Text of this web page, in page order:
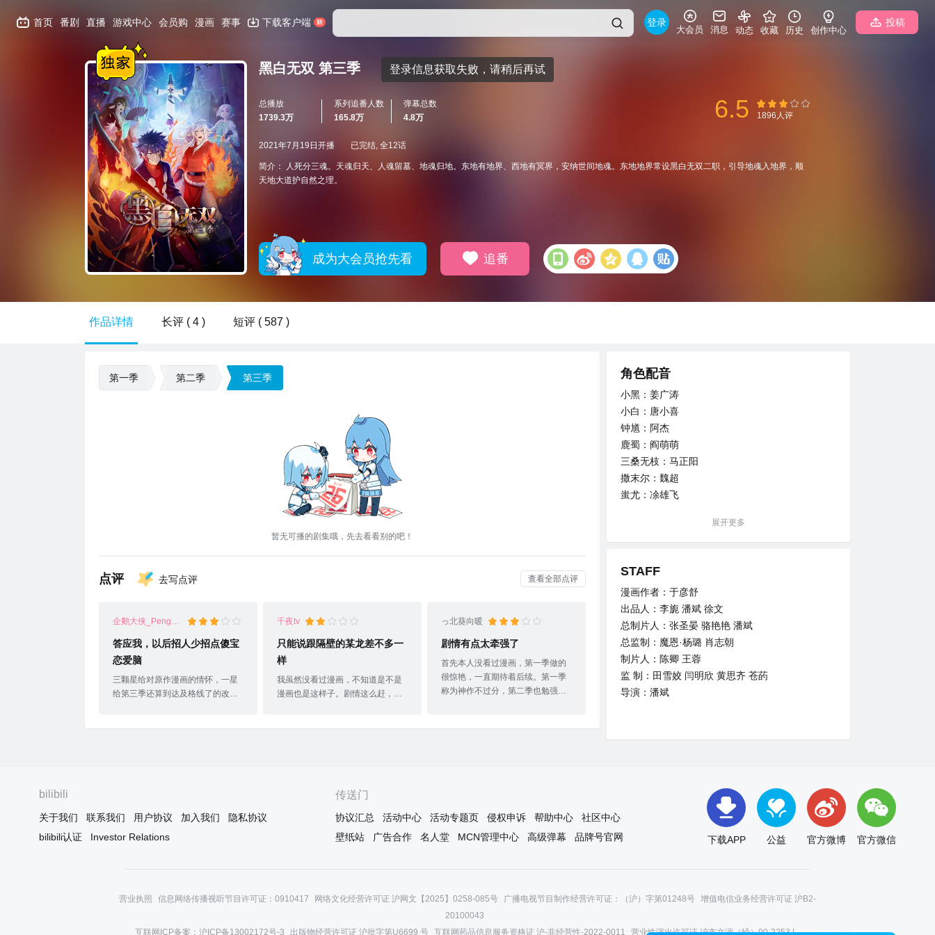
首页 番剧 直播 游戏中心 会员购 漫画 赛事 下载客户端 登录
大会员 消息 动态 收藏 历史 创作中心
投稿
黑白无双 第三季
总播放
1739.3万
系列追番人数
165.8万
弹幕总数
4.8万
6.5 1896人评
2021年7月19日开播 已完结, 全12话
简介： 人死分三魂。天魂归天、人魂留墓、地魂归地。东地有地界、西地有冥界，安纳世间地魂。东地地界常设黑白无双二职，引导地魂入地界，顺
天地大道护自然之理。
成为大会员抢先看 追番
作品详情 长评 ( 4 ) 短评 ( 587 )
第一季 第二季 第三季
暂无可播的剧集哦，先去看看别的吧！
点评 去写点评 查看全部点评
企鹅大侠_PenguinHero
答应我，以后招人少招点傻宝
恋爱脑
三颗星给对原作漫画的情怀，一星
给第三季还算到达及格线了的改
些女配然后多演几轮恶俗的恋爱剧
情和自命清高的意识流画面，直接
思进到黑白无双的粉丝群宣传他们
千夜tv
只能说跟隔壁的某龙差不多一
样
我虽然没看过漫画，不知道是不是
漫画也是这样子。剧情这么赶，百
敷衍了。从小白被抓去，到救她差
主要人物什么的才刚刚出来，才两
三集就全部没了。后面精彩才刚刚
っ北葵向暖
剧情有点太牵强了
首先本人没看过漫画，第一季做的
很惊艳，一直期待着后续。第一季
称为神作不过分，第二季也勉强算
了，钟馗拉着蚩尤换命倒是可以理
解。总的来说，出了就比没出强，
就像小白最后说的，“等待总比终结
角色配音
小黑：姜广涛
小白：唐小喜
钟馗：阿杰
鹿蜀：阎萌萌
三桑无枝：马正阳
撒末尔：魏超
蚩尤：凃雄飞
展开更多
STAFF
漫画作者：于彦舒
出品人：李旎 潘斌 徐文
总制片人：张圣晏 骆艳艳 潘斌
总监制：魔恩·杨璐 肖志朝
制片人：陈卿 王蓉
监 制：田雪姣 闫明欣 黄思齐 苍菂
导演：潘斌
bilibili
关于我们 联系我们 用户协议 加入我们
隐私协议
bilibili认证
Investor Relations
传送门
协议汇总 活动中心 活动专题页 侵权申诉 帮助中心
社区中心
壁纸站
广告合作 名人堂 MCN管理中心 高级弹幕 品牌号官网 下载APP 公益 官方微博 官方微信
营业执照 信息网络传播视听节目许可证：0910417 网络文化经营许可证 沪网文【2025】0258-085号 广播电视节目制作经营许可证：（沪）字第01248号 增值电信业务经营许可证 沪B2-
20100043
互联网ICP备案：沪ICP备13002172号-3
出版物经营许可证 沪批字第U6699 号 互联网药品信息服务资格证 沪-非经营性-2022-0011 营业性演出许可证 沪市文演（经）00-2253 |